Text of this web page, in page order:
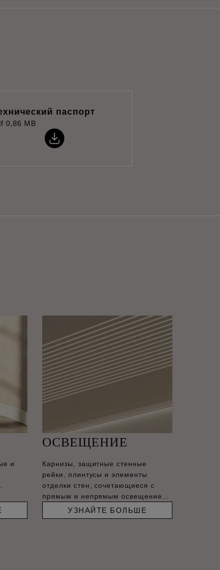
паспорт
0,86 MB
и
ОСВЕЩЕНИЕ
Карнизы, защитные стенные
рейки, плинтусы и элементы
отделки стен, сочетающиеся с
прямым и непрямым освещением,
УЗНАЙТЕ БОЛЬШЕ